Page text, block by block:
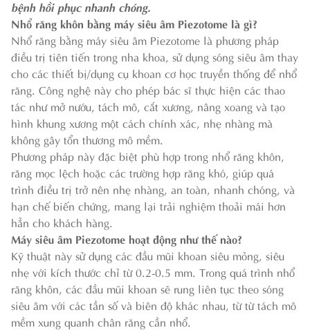
bệnh hồi phục nhanh chóng.
Nhổ răng khôn bằng máy siêu âm Piezotome là gì?
Nhổ răng bằng máy siêu âm Piezotome là phương pháp
điều trị tiên tiến trong nha khoa, sử dụng sóng siêu âm thay
cho các thiết bị/dụng cụ khoan cơ học truyền thống để nhổ
răng. Công nghệ này cho phép bác sĩ thực hiện các thao
tác như mở nướu, tách mô, cắt xương, nâng xoang và tạo
hình khung xương một cách chính xác, nhẹ nhàng mà
không gây tổn thương mô mềm.
Phương pháp này đặc biệt phù hợp trong nhổ răng khôn,
răng mọc lệch hoặc các trường hợp răng khó, giúp quá
trình điều trị trở nên nhẹ nhàng, an toàn, nhanh chóng, và
hạn chế biến chứng, mang lại trải nghiệm thoải mái hơn
hẳn cho khách hàng.
Máy siêu âm Piezotome hoạt động như thế nào?
Kỹ thuật này sử dụng các đầu mũi khoan siêu mỏng, siêu
nhẹ với kích thước chỉ từ 0.2-0.5 mm. Trong quá trình nhổ
răng khôn, các đầu mũi khoan sẽ rung liên tục theo sóng
siêu âm với các tần số và biên độ khác nhau, từ từ tách mô
mềm xung quanh chân răng cần nhổ.